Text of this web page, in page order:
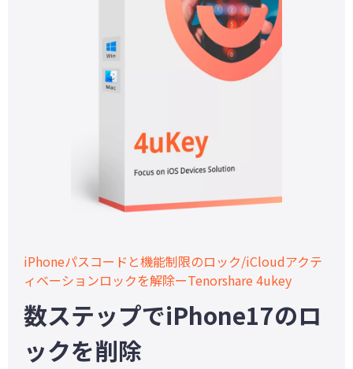
iPhoneパスコードと機能制限のロック/iCloudアクテ
ィベーションロックを解除ーTenorshare 4ukey
数ステップでiPhone17のロ
ックを削除